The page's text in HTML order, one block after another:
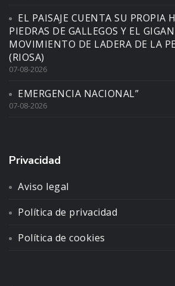
EL PAISAJE CUENTA SU PROPIA
PIEDRAS DE GALLEGOS Y EL
MOVIMIENTO DE LADERA DE LA
(RIOSA)
07-08-2026
EMERGENCIA NACIONAL”
07-08-2026
Privacidad
Aviso legal
Política de privacidad
Política de cookies